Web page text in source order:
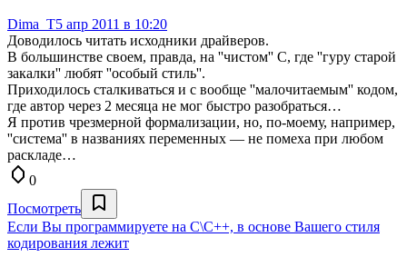
Dima_T5 апр 2011 в 10:20
Доводилось читать исходники драйверов.
В большинстве своем, правда, на ''чистом'' С, где ''гуру старой
закалки'' любят ''особый стиль''.
Приходилось сталкиваться и с вообще ''малочитаемым'' кодом,
где автор через 2 месяца не мог быстро разобраться…
Я против чрезмерной формализации, но, по-моему, например,
''система'' в названиях переменных — не помеха при любом
раскладе…
0
Посмотреть
Если Вы программируете на С\С++, в основе Вашего стиля
кодирования лежит